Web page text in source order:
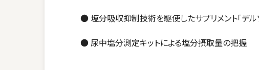
● 塩分吸収抑制技術を駆使したサプリメント「デ
● 尿中塩分測定キットによる塩分摂取量の把握